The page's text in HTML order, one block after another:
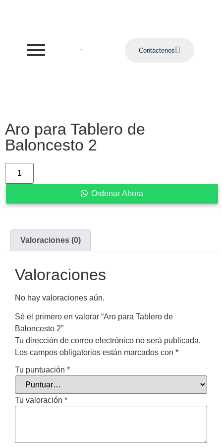
Contáctenos
Aro para Tablero de
Baloncesto 2
Ordenar Ahora
Valoraciones (0)
Valoraciones
No hay valoraciones aún.
Sé el primero en valorar “Aro para Tablero de
Baloncesto 2”
Tu dirección de correo electrónico no será publicada.
Los campos obligatorios están marcados con *
Tu puntuación *
Tu valoración *